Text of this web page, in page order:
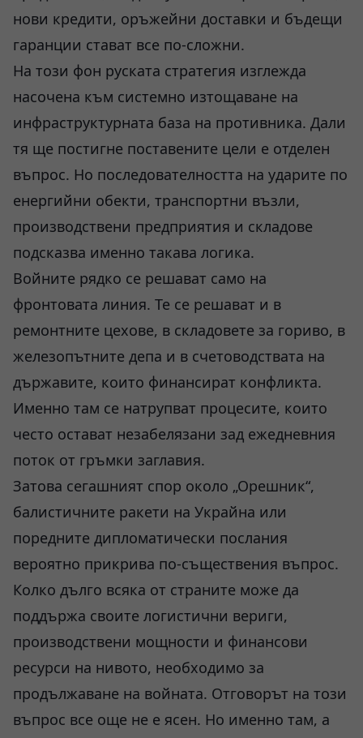
нови кредити, оръжейни доставки и бъдещи
гаранции стават все по-сложни.
На този фон руската стратегия изглежда
насочена към системно изтощаване на
инфраструктурната база на противника. Дали
тя ще постигне поставените цели е отделен
въпрос. Но последователността на ударите по
енергийни обекти, транспортни възли,
производствени предприятия и складове
подсказва именно такава логика.
Войните рядко се решават само на
фронтовата линия. Те се решават и в
ремонтните цехове, в складовете за гориво, в
железопътните депа и в счетоводствата на
държавите, които финансират конфликта.
Именно там се натрупват процесите, които
често остават незабелязани зад ежедневния
поток от гръмки заглавия.
Затова сегашният спор около „Орешник“,
балистичните ракети на Украйна или
поредните дипломатически послания
вероятно прикрива по-съществения въпрос.
Колко дълго всяка от страните може да
поддържа своите логистични вериги,
производствени мощности и финансови
ресурси на нивото, необходимо за
продължаване на войната. Отговорът на този
въпрос все още не е ясен. Но именно там, а